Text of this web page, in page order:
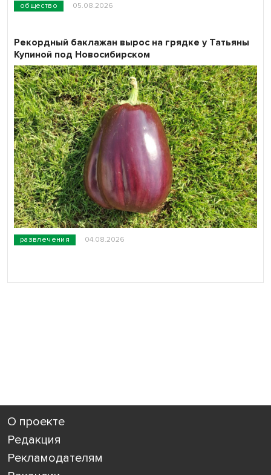
общество 05.08.2026
развлечения 04.08.2026
Рекордный баклажан вырос на грядке у Татьяны
Купиной под Новосибирском
О проекте
Редакция
Рекламодателям